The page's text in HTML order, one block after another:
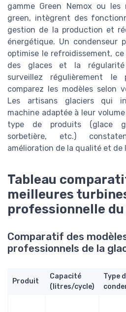
gamme Green Nemox ou les
green, intègrent des
gestion de la production et
énergétique. Un condenseur
optimise le refroidissement,
des glaces et la
surveillez régulièrement
comparez les modèles selon
Les artisans glaciers qui
machine adaptée à leur
type de produits (glace
sorbetière, etc.)
amélioration de la qualité et de
Tableau
meilleures
professionnelle
Comparatif des
professionnels de la
Produit
Capacité
(litres/cycle)
Type